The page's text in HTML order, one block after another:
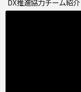
DX推進協力チーム紹介